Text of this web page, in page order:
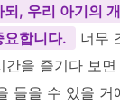
, 우리 아기의
요합니다.
너무
을 즐기다 보면
들을 수 있을 거